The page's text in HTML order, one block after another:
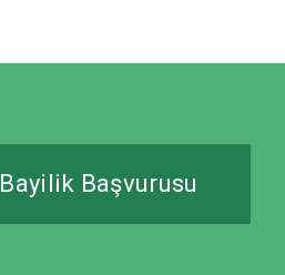
Bayilik Başvurusu